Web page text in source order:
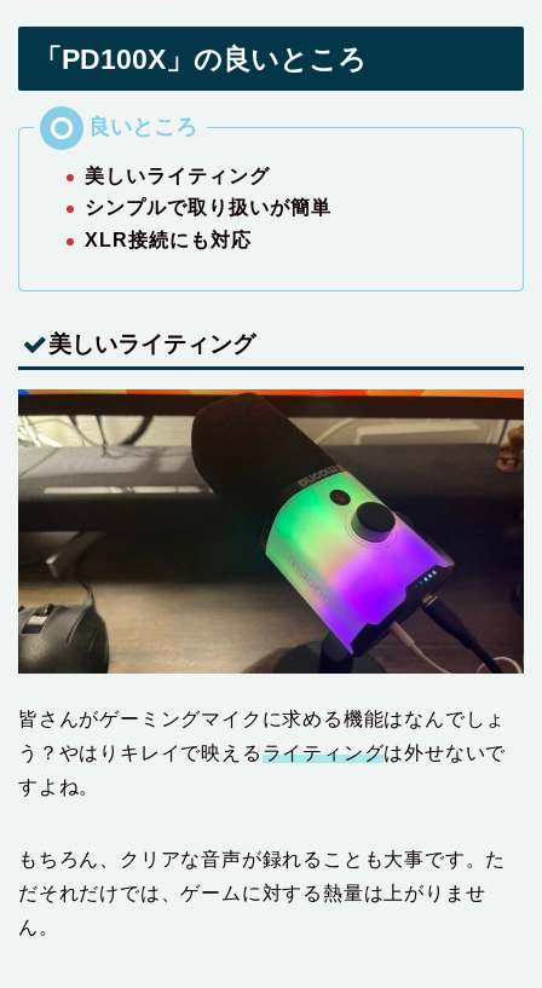
「PD100X」の良いところ
美しいライティング
シンプルで取り扱いが簡単
XLR接続にも対応
美しいライティング
皆さんがゲーミングマイクに求める機能はなんでしょ
う？やはりキレイで映えるライティングは外せないで
すよね。
もちろん、クリアな音声が録れることも大事です。た
だそれだけでは、ゲームに対する熱量は上がりませ
ん。